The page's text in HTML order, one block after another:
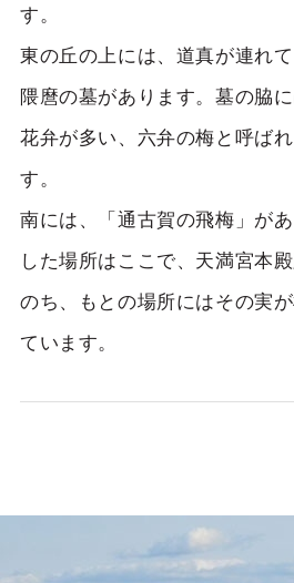
す。
東の丘の上には、道真が連れ
隈麿の墓があります。墓の脇
花弁が多い、六弁の梅と呼ば
す。
南には、「通古賀の飛梅」が
した場所はここで、天満宮本
のち、もとの場所にはその実
ています。